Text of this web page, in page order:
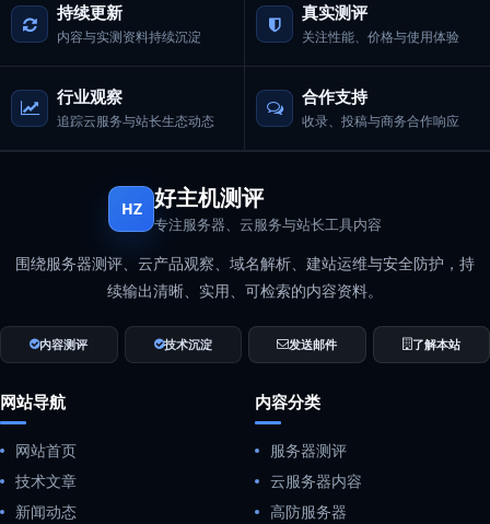
持续更新
内容与实测资料持续沉淀
真实测评
关注性能、价格与使用体验
行业观察
追踪云服务与站长生态动态
合作支持
收录、投稿与商务合作响应
HZ 好主机测评
专注服务器、云服务与站长工具内容
围绕服务器测评、云产品观察、域名解析、建站运维与安全防护，持
续输出清晰、实用、可检索的内容资料。
内容测评 技术沉淀 发送邮件 了解本站
网站导航
网站首页
技术文章
新闻动态
内容分类
服务器测评
云服务器内容
高防服务器